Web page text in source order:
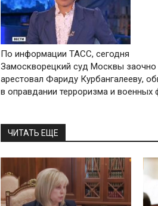
По информации ТАСС, сегодня
Замоскворецкий суд Москвы заочно
арестовал Фариду Курбангалееву,
в оправдании терроризма и военных
ЧИТАТЬ ЕЩЕ